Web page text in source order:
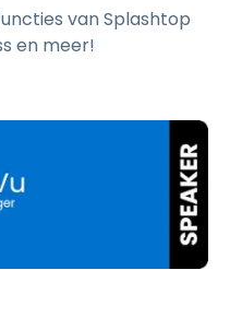
van Splashtop
en meer!